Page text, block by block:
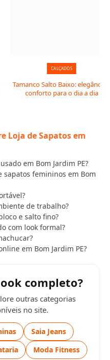
CALÇADOS
Tamanco Salto Baixo: elegância
conforto para o dia a dia
Loja de Sapatos em
em Bom Jardim PE?
femininos em Bom
de trabalho?
e salto fino?
com look formal?
em Bom Jardim PE?
completo?
outras categorias
no site.
Saia Jeans
Moda Fitness